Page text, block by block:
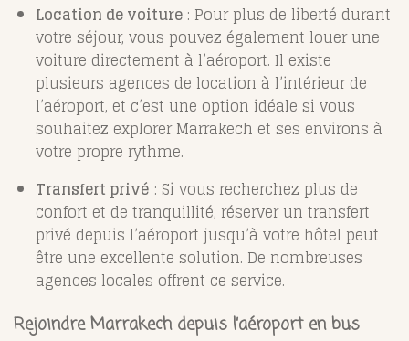
Location de voiture : Pour plus de liberté durant
votre séjour, vous pouvez également louer une
voiture directement à l’aéroport. Il existe
plusieurs agences de location à l’intérieur de
l’aéroport, et c’est une option idéale si vous
souhaitez explorer Marrakech et ses environs à
votre propre rythme.
Transfert privé : Si vous recherchez plus de
confort et de tranquillité, réserver un transfert
privé depuis l’aéroport jusqu’à votre hôtel peut
être une excellente solution. De nombreuses
agences locales offrent ce service.
Rejoindre Marrakech depuis l’aéroport en bus